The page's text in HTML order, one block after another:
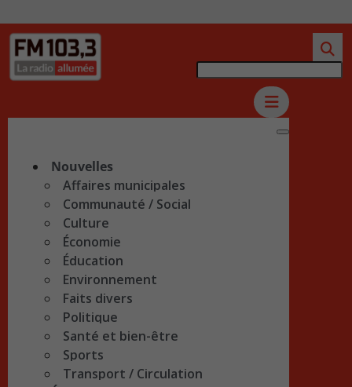
Nouvelles
Affaires municipales
Communauté / Social
Culture
Économie
Éducation
Environnement
Faits divers
Politique
Santé et bien-être
Sports
Transport / Circulation